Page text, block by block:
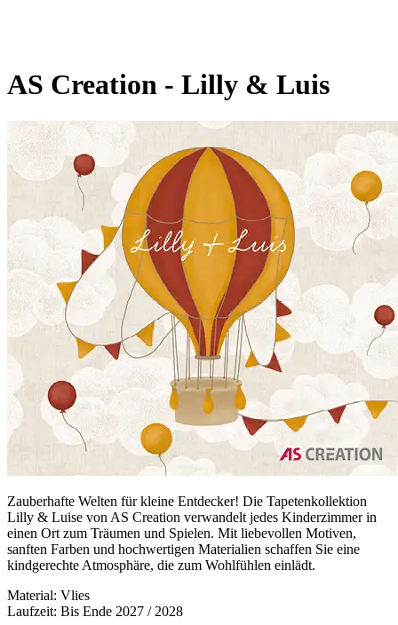
AS Creation - Lilly & Luis
Zauberhafte Welten für kleine Entdecker! Die Tapetenkollektion
Lilly & Luise von AS Creation verwandelt jedes Kinderzimmer in
einen Ort zum Träumen und Spielen. Mit liebevollen Motiven,
sanften Farben und hochwertigen Materialien schaffen Sie eine
kindgerechte Atmosphäre, die zum Wohlfühlen einlädt.
Material: Vlies
Laufzeit: Bis Ende 2027 / 2028